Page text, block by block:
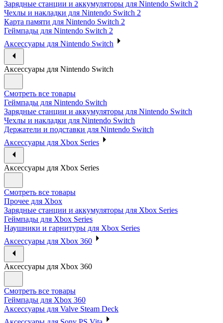
Зарядные станции и аккумуляторы для Nintendo Switch 2
Чехлы и накладки для Nintendo Switch 2
Карта памяти для Nintendo Switch 2
Геймпады для Nintendo Switch 2
Аксессуары для Nintendo Switch
Аксессуары для Nintendo Switch
Смотреть все товары
Геймпады для Nintendo Switch
Зарядные станции и аккумуляторы для Nintendo Switch
Чехлы и накладки для Nintendo Switch
Держатели и подставки для Nintendo Switch
Аксессуары для Xbox Series
Аксессуары для Xbox Series
Смотреть все товары
Прочее для Xbox
Зарядные станции и аккумуляторы для Xbox Series
Геймпады для Xbox Series
Наушники и гарнитуры для Xbox Series
Аксессуары для Xbox 360
Аксессуары для Xbox 360
Смотреть все товары
Геймпады для Xbox 360
Аксессуары для Valve Steam Deck